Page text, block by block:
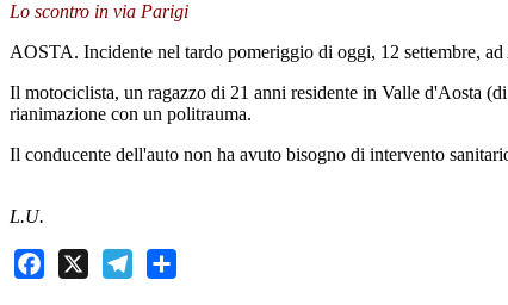
Lo scontro in via Parigi
AOSTA. Incidente nel tardo pomeriggio di oggi, 12 settembre,
Il motociclista, un ragazzo di 21 anni residente in Valle d'Aosta
rianimazione con un politrauma.
Il conducente dell'auto non ha avuto bisogno di intervento
L.U.